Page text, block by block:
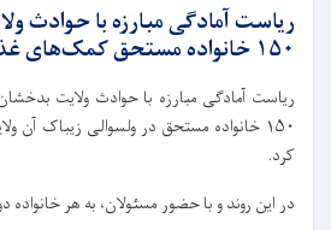
ریاست آمادگی مبارزه با حوادث
۱۵۰ خانواده مستحق کمک‌های غذایی توزیع کرد
ریاست آمادگی مبارزه با حوادث ولایت
۱۵۰ خانواده مستحق در ولسوالی زیباک
کرد.
در این روند و با حضور مسئولان، به هر خانواده